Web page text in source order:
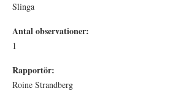
Slinga
Antal observationer:
1
Rapportör:
Roine Strandberg